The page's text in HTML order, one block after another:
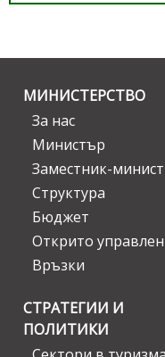
МИНИСТЕРСТВО
За нас
Министър
Заместник-
Структура
Бюджет
Открито
Връзки
СТРАТЕГИИ И
ПОЛИТИКИ